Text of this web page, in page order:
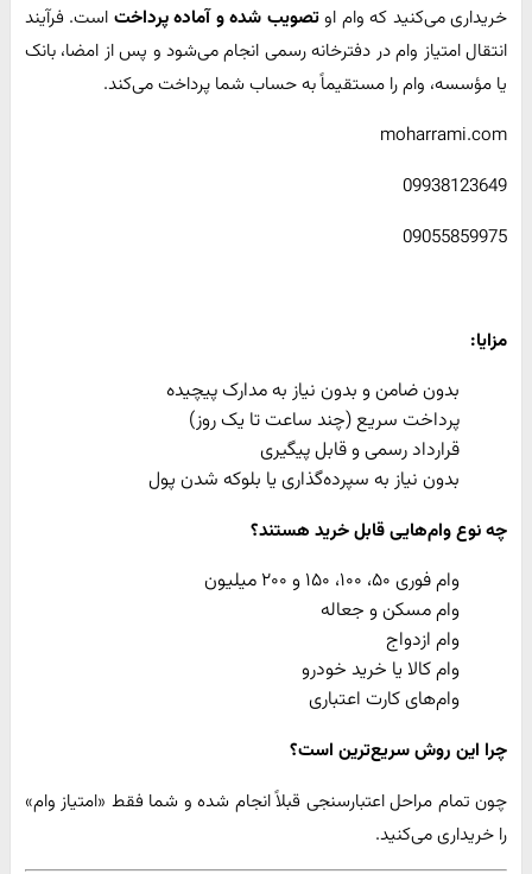
خریداری می‌کنید که وام اوتصویب شده و آماده پرداخت است. فرآیند
انتقال امتیاز وام در دفترخانه رسمی انجام می‌شود و پس از امضا، بانک
یا مؤسسه، وام را مستقیماً به حساب شما پرداخت می‌کند.
moharrami.com
09938123649
09055859975
مزایا:
بدون ضامن و بدون نیاز به مدارک پیچیده
پرداخت سریع (چند ساعت تا یک روز)
قرارداد رسمی و قابل پیگیری
بدون نیاز به سپرده‌گذاری یا بلوکه شدن پول
چه نوع وام‌هایی قابل خرید هستند؟
وام فوری ۵۰، ۱۰۰، ۱۵۰ و ۲۰۰ میلیون
وام مسکن و جعاله
وام ازدواج
وام کالا یا خرید خودرو
وام‌های کارت اعتباری
چرا این روش سریع‌ترین است؟
چون تمام مراحل اعتبارسنجی قبلاً انجام شده و شما فقط «امتیاز وام»
را خریداری می‌کنید.